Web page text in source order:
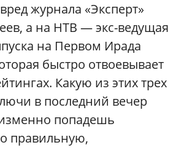
журнала «Эксперт»
а на НТВ — экс-ведущая
на Первом Ирада
быстро отвоевывает
Какую из этих трех
в последний вечер
попадешь
правильную,